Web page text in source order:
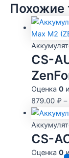
Похожие
CS-
Оценка 0
879.00 ₽–
CS-
Оценка 0